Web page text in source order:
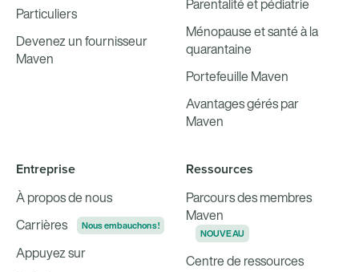
Particuliers
Devenez un fournisseur
Maven
Parentalité et pédiatrie
Ménopause et santé à la
quarantaine
Portefeuille Maven
Avantages gérés par
Maven
Entreprise
À propos de nous
Carrières
Nous embauchons !
Appuyez sur
Ressources
Parcours des membres
Maven
NOUVEAU
Centre de ressources